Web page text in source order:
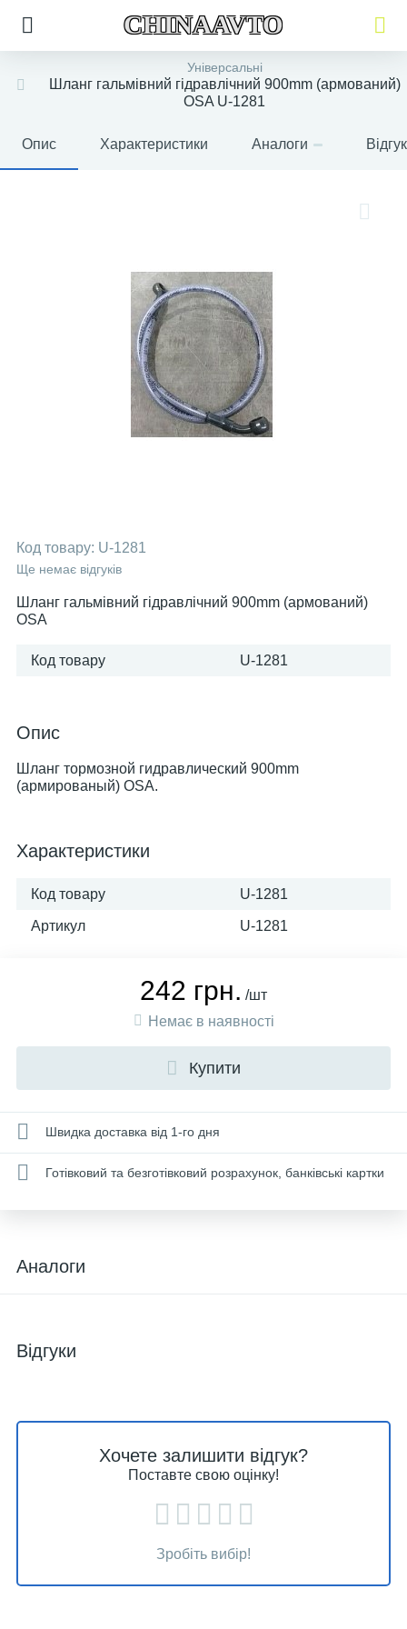
CHINAAVTO
Універсальні
Шланг гальмівний гідравлічний 900mm (армований)
OSA U-1281
Опис Характеристики Аналоги
Код товару: U-1281
Ще немає відгуків
Шланг гальмівний гідравлічний 900mm (армований)
OSA
Код товару U-1281
Опис
Шланг тормозной гидравлический 900mm
(армированый) OSA.
Характеристики
Код товару U-1281
Артикул U-1281
242 грн. /шт
Немає в наявності
Купити
Швидка доставка від 1-го дня
Готівковий та безготівковий розрахунок, банківські картки
Аналоги
Відгуки
Хочете залишити відгук?
Поставте свою оцінку!
Зробіть вибір!